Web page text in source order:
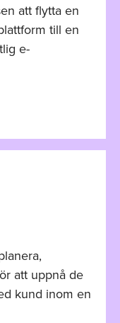
att flytta en
till en
e-
att uppnå de
kund inom en